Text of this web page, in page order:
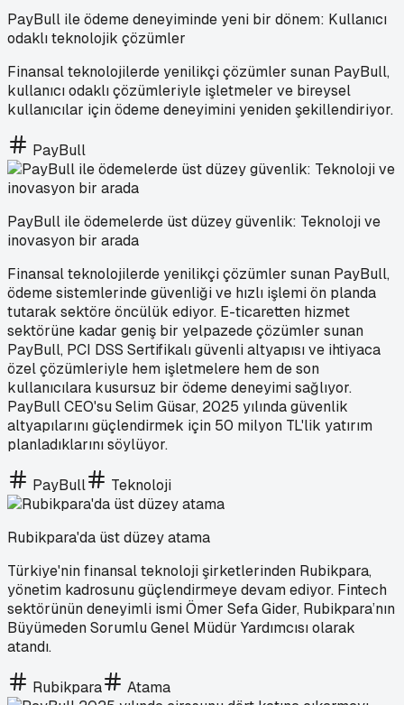
PayBull ile ödeme deneyiminde yeni bir dönem: Kullanıcı
odaklı teknolojik çözümler
Finansal teknolojilerde yenilikçi çözümler sunan PayBull,
kullanıcı odaklı çözümleriyle işletmeler ve bireysel
kullanıcılar için ödeme deneyimini yeniden şekillendiriyor.
PayBull
PayBull ile ödemelerde üst düzey güvenlik: Teknoloji ve
inovasyon bir arada
Finansal teknolojilerde yenilikçi çözümler sunan PayBull,
ödeme sistemlerinde güvenliği ve hızlı işlemi ön planda
tutarak sektöre öncülük ediyor. E-ticaretten hizmet
sektörüne kadar geniş bir yelpazede çözümler sunan
PayBull, PCI DSS Sertifikalı güvenli altyapısı ve ihtiyaca
özel çözümleriyle hem işletmelere hem de son
kullanıcılara kusursuz bir ödeme deneyimi sağlıyor.
PayBull CEO'su Selim Güsar, 2025 yılında güvenlik
altyapılarını güçlendirmek için 50 milyon TL'lik yatırım
planladıklarını söylüyor.
PayBull Teknoloji
Rubikpara'da üst düzey atama
Türkiye'nin finansal teknoloji şirketlerinden Rubikpara,
yönetim kadrosunu güçlendirmeye devam ediyor. Fintech
sektörünün deneyimli ismi Ömer Sefa Gider, Rubikpara’nın
Büyümeden Sorumlu Genel Müdür Yardımcısı olarak
atandı.
Rubikpara Atama